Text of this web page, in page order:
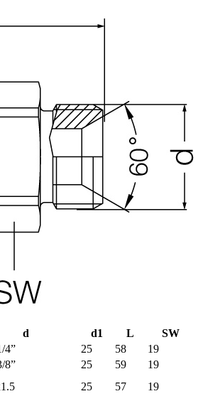
d d1 L
SW
4” 25 58
19
8” 25 59
19
25 57 19